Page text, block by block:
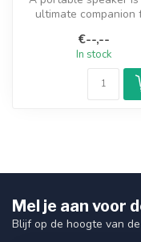
ultimate companion
Whether...
€--,--
In stock
Mel je aan voor
Blijf op de hoogte van